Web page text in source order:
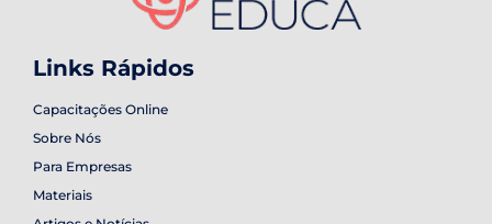
Links Rápidos
Capacitações Online
Sobre Nós
Para Empresas
Materiais